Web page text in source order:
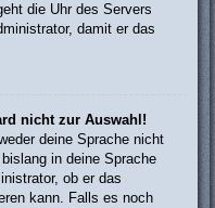
die Uhr des Servers
damit er das
nicht zur Auswahl!
deine Sprache nicht
in deine Sprache
ob er das
kann. Falls es noch